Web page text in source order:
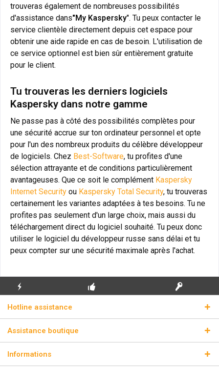
trouveras également de nombreuses possibilités
d'assistance dans"My Kaspersky". Tu peux contacter le
service clientèle directement depuis cet espace pour
obtenir une aide rapide en cas de besoin. L'utilisation de
ce service optionnel est bien sûr entièrement gratuite
pour le client.
Tu trouveras les derniers logiciels
Kaspersky dans notre gamme
Ne passe pas à côté des possibilités complètes pour
une sécurité accrue sur ton ordinateur personnel et opte
pour l'un des nombreux produits du célèbre développeur
de logiciels. Chez Best-Software, tu profites d'une
sélection attrayante et de conditions particulièrement
avantageuses. Que ce soit le complément Kaspersky
Internet Security ou Kaspersky Total Security, tu trouveras
certainement les variantes adaptées à tes besoins. Tu ne
profites pas seulement d'un large choix, mais aussi du
téléchargement direct du logiciel souhaité. Tu peux donc
utiliser le logiciel du développeur russe sans délai et tu
peux compter sur une sécurité maximale après l'achat.
ÉCLAIR
Hotline assistance
Assistance boutique
Informations